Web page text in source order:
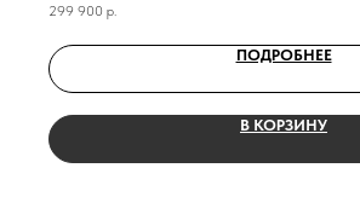
299 900 р.
ПОДРОБНЕЕ
В КОРЗИНУ